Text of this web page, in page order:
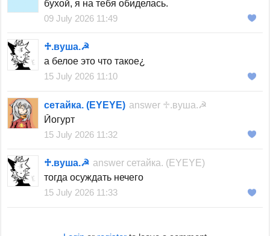
бухой, я на тебя обиделась.
09 July 2026 11:49
♱︎.вуша.☭
а белое это что такое¿
15 July 2026 11:10
сетайка. (EYEYE) answer ♱︎.вуша.☭
Йогурт
15 July 2026 11:32
♱︎.вуша.☭ answer сетайка. (EYEYE)
тогда осуждать нечего
15 July 2026 11:33